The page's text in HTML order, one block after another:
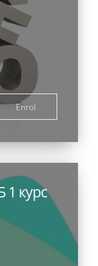
Enrol
1 курс